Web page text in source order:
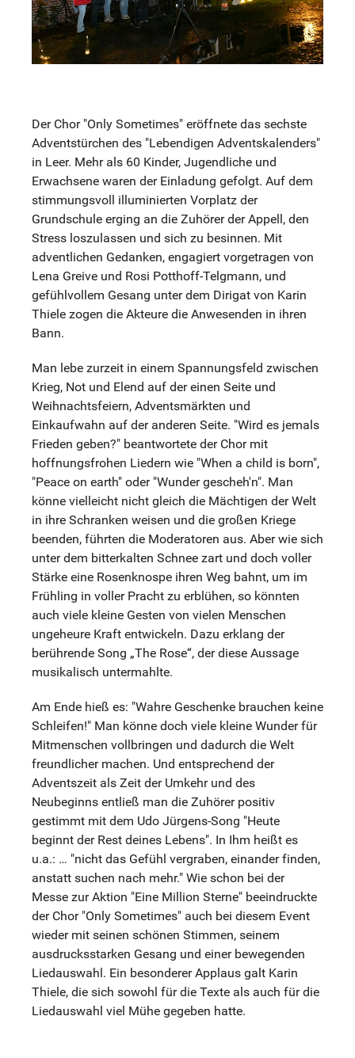
Der Chor "Only Sometimes" eröffnete das sechste
Adventstürchen des "Lebendigen Adventskalenders"
in Leer. Mehr als 60 Kinder, Jugendliche und
Erwachsene waren der Einladung gefolgt. Auf dem
stimmungsvoll illuminierten Vorplatz der
Grundschule erging an die Zuhörer der Appell, den
Stress loszulassen und sich zu besinnen. Mit
adventlichen Gedanken, engagiert vorgetragen von
Lena Greive und Rosi Potthoff-Telgmann, und
gefühlvollem Gesang unter dem Dirigat von Karin
Thiele zogen die Akteure die Anwesenden in ihren
Bann.
Man lebe zurzeit in einem Spannungsfeld zwischen
Krieg, Not und Elend auf der einen Seite und
Weihnachtsfeiern, Adventsmärkten und
Einkaufwahn auf der anderen Seite. "Wird es jemals
Frieden geben?" beantwortete der Chor mit
hoffnungsfrohen Liedern wie "When a child is born",
"Peace on earth" oder "Wunder gescheh'n". Man
könne vielleicht nicht gleich die Mächtigen der Welt
in ihre Schranken weisen und die großen Kriege
beenden, führten die Moderatoren aus. Aber wie sich
unter dem bitterkalten Schnee zart und doch voller
Stärke eine Rosenknospe ihren Weg bahnt, um im
Frühling in voller Pracht zu erblühen, so könnten
auch viele kleine Gesten von vielen Menschen
ungeheure Kraft entwickeln. Dazu erklang der
berührende Song „The Rose“, der diese Aussage
musikalisch untermahlte.
Am Ende hieß es: "Wahre Geschenke brauchen keine
Schleifen!" Man könne doch viele kleine Wunder für
Mitmenschen vollbringen und dadurch die Welt
freundlicher machen. Und entsprechend der
Adventszeit als Zeit der Umkehr und des
Neubeginns entließ man die Zuhörer positiv
gestimmt mit dem Udo Jürgens-Song "Heute
beginnt der Rest deines Lebens". In Ihm heißt es
u.a.: … "nicht das Gefühl vergraben, einander finden,
anstatt suchen nach mehr." Wie schon bei der
Messe zur Aktion "Eine Million Sterne" beeindruckte
der Chor "Only Sometimes" auch bei diesem Event
wieder mit seinen schönen Stimmen, seinem
ausdrucksstarken Gesang und einer bewegenden
Liedauswahl. Ein besonderer Applaus galt Karin
Thiele, die sich sowohl für die Texte als auch für die
Liedauswahl viel Mühe gegeben hatte.